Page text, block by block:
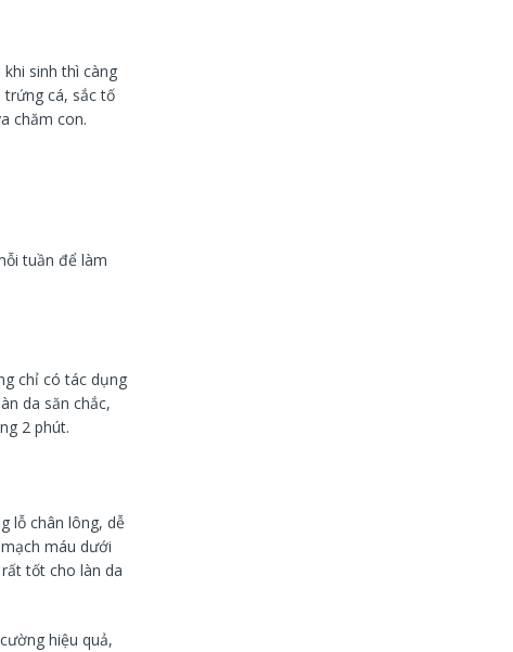
sinh thì càng
cá, sắc tố
chăm con.
tuần để làm
chỉ có tác dụng
da săn chắc,
2 phút.
lỗ chân lông, dễ
máu dưới
tốt cho làn da
hiệu quả,